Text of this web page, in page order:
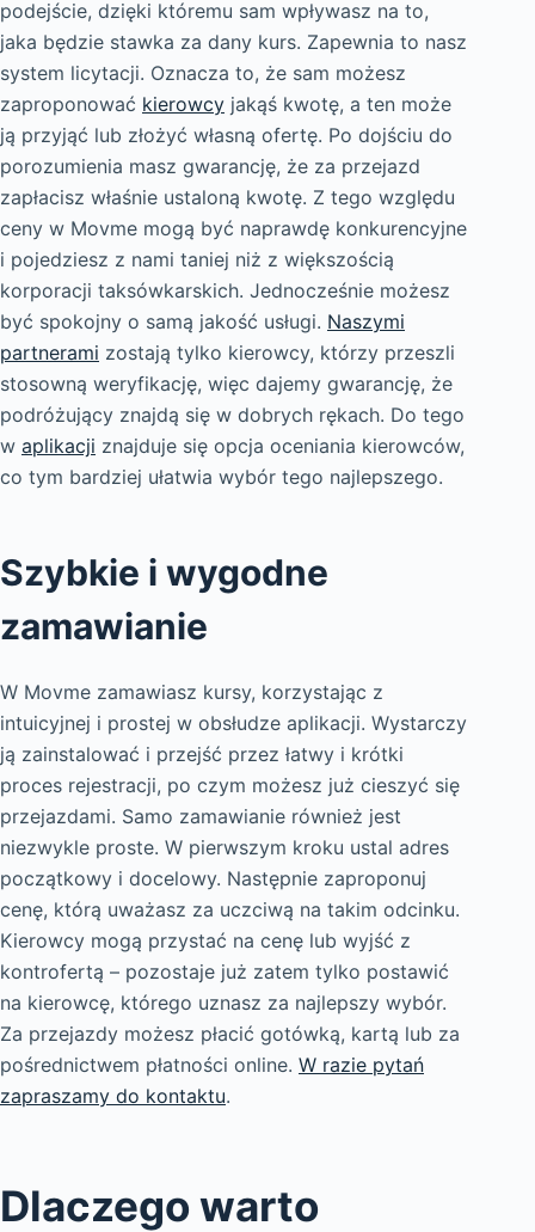
podejście, dzięki któremu sam wpływasz na to,
jaka będzie stawka za dany kurs. Zapewnia to nasz
system licytacji. Oznacza to, że sam możesz
zaproponować kierowcy jakąś kwotę, a ten może
ją przyjąć lub złożyć własną ofertę. Po dojściu do
porozumienia masz gwarancję, że za przejazd
zapłacisz właśnie ustaloną kwotę. Z tego względu
ceny w Movme mogą być naprawdę konkurencyjne
i pojedziesz z nami taniej niż z większością
korporacji taksówkarskich. Jednocześnie możesz
być spokojny o samą jakość usługi. Naszymi
partnerami zostają tylko kierowcy, którzy przeszli
stosowną weryfikację, więc dajemy gwarancję, że
podróżujący znajdą się w dobrych rękach. Do tego
w aplikacji znajduje się opcja oceniania kierowców,
co tym bardziej ułatwia wybór tego najlepszego.
Szybkie i wygodne
zamawianie
W Movme zamawiasz kursy, korzystając z
intuicyjnej i prostej w obsłudze aplikacji. Wystarczy
ją zainstalować i przejść przez łatwy i krótki
proces rejestracji, po czym możesz już cieszyć się
przejazdami. Samo zamawianie również jest
niezwykle proste. W pierwszym kroku ustal adres
początkowy i docelowy. Następnie zaproponuj
cenę, którą uważasz za uczciwą na takim odcinku.
Kierowcy mogą przystać na cenę lub wyjść z
kontrofertą – pozostaje już zatem tylko postawić
na kierowcę, którego uznasz za najlepszy wybór.
Za przejazdy możesz płacić gotówką, kartą lub za
pośrednictwem płatności online. W razie pytań
zapraszamy do kontaktu.
Dlaczego warto